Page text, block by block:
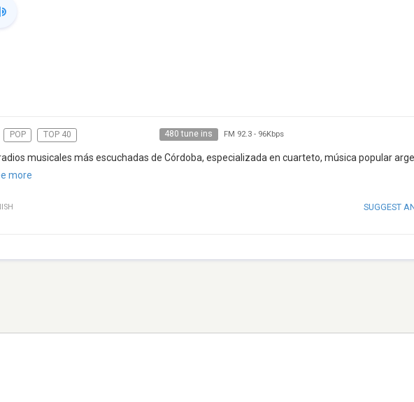
POP TOP 40 480 tune ins FM 92.3- 96Kbps
musicales más escuchadas de Córdoba, especializada en cuarteto, música popular
more
SUGGEST